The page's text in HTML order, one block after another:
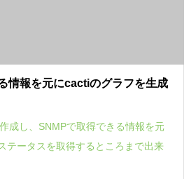
情報を元にcactiのグラフを生成
成し、SNMPで取得できる情報を元
テータスを取得するところまで出来